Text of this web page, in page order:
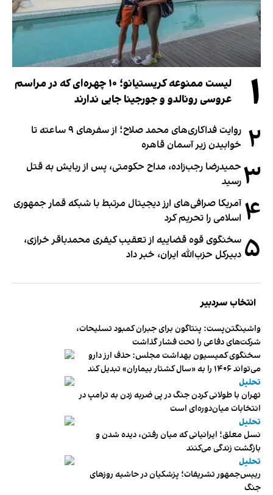
۱
لیست ممنوعه کریستیانو؛ ۱۰ چهره‌ای که در مراسم
عروسی رونالدو و جورجینا جایی ندارند
۲
روایت فداکاری‌های محمد صلاح؛ از سفرهای ۹ ساعته تا
خوابیدن زیر آسمان قاهره
۳ حمیدرضا رجب‌زاده، مداح حکومتی، پس از ربایش به قتل
رسید
۴ آمریکا صرافی‌های ارز دیجیتال مرتبط با شبکه قمار جمهوری
اسلامی را تحریم کرد
۵ سخنگوی قوه قضاییه از تعقیب کیفری محمدباقر خرازی،
دبیر‌کل حزب‌الله ایران، خبر داد
انتخاب سردبیر
واشینگتن‌پست: پنتاگون برای جبران کمبود تسلیحات،
شرکت‌های دفاعی را تحت فشار گذاشت
سخنگوی کمیسیون بهداشت مجلس: حذف ارز دارو
می‌تواند ۱۴۰۶ را به «سال کشتار بیماران» تبدیل کند
تحلیل
تهران با طولانی کردن جنگ در پی ضربه زدن به ترامپ در
انتخابات میان‌دوره‌ای است
تحلیل
نسل معلق؛ ایرانیانی که میان رفتن، دیده شدن و
بازگشت زندگی می‌کنند
تحلیل
رییس‌جمهور تشریفات؛ پزشکیان در حاشیه روزهای
جنگ